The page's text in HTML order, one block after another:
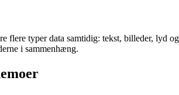
flere typer data samtidig: tekst, billeder, lyd
i sammenhæng.